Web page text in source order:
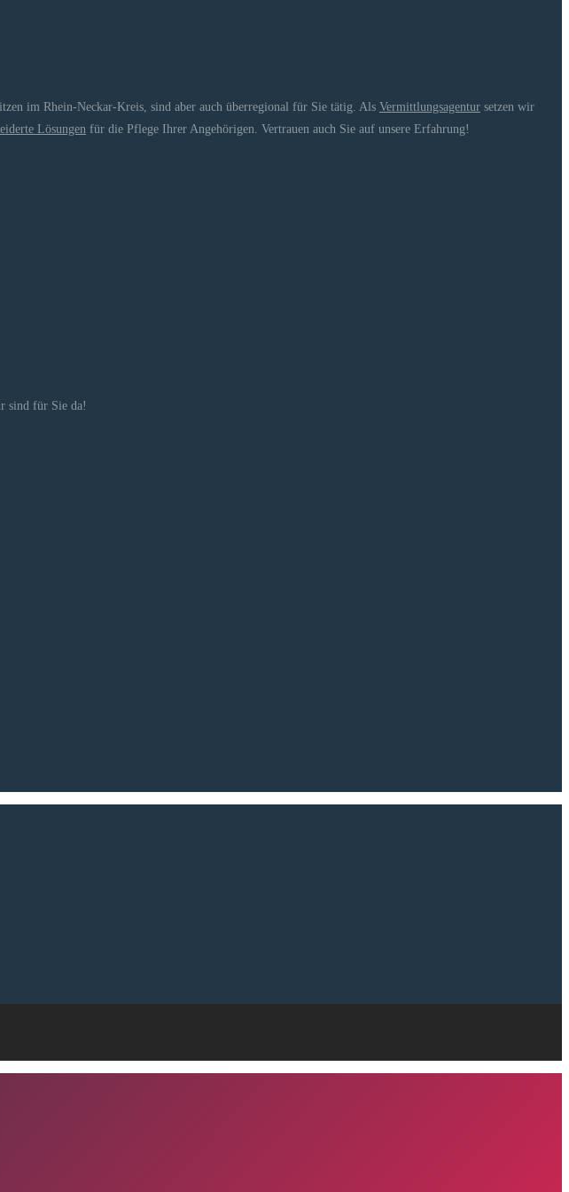
im Rhein-Neckar-Kreis, sind aber auch überregional für Sie tätig. Als Vermittlungsagentur setzen wir
Lösungen für die Pflege Ihrer Angehörigen. Vertrauen auch Sie auf unsere Erfahrung!
sind für Sie da!